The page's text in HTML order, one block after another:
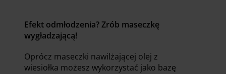
Efekt odmłodzenia? Zrób maseczkę
wygładzającą!
Oprócz maseczki nawilżającej olej z
wiesiołka możesz wykorzystać jako bazę